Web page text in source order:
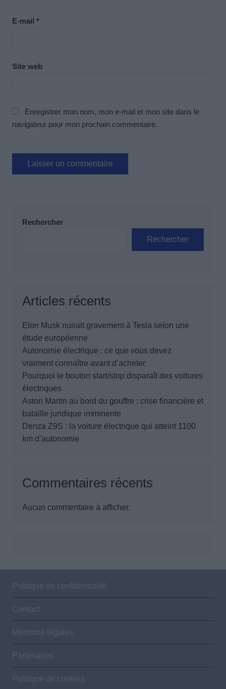
E-mail *
Site web
Enregistrer mon nom, mon e-mail et mon site dans le
navigateur pour mon prochain commentaire.
Rechercher
Rechercher
Articles récents
Elon Musk nuirait gravement à Tesla selon une
étude européenne
Autonomie électrique : ce que vous devez
vraiment connaître avant d’acheter
Pourquoi le bouton start/stop disparaît des voitures
électriques
Aston Martin au bord du gouffre : crise financière et
bataille juridique imminente
Denza Z9S : la voiture électrique qui atteint 1100
km d’autonomie
Commentaires récents
Aucun commentaire à afficher.
Politique de confidentialité
Contact
Mentions légales
Partenaires
Politique de cookies